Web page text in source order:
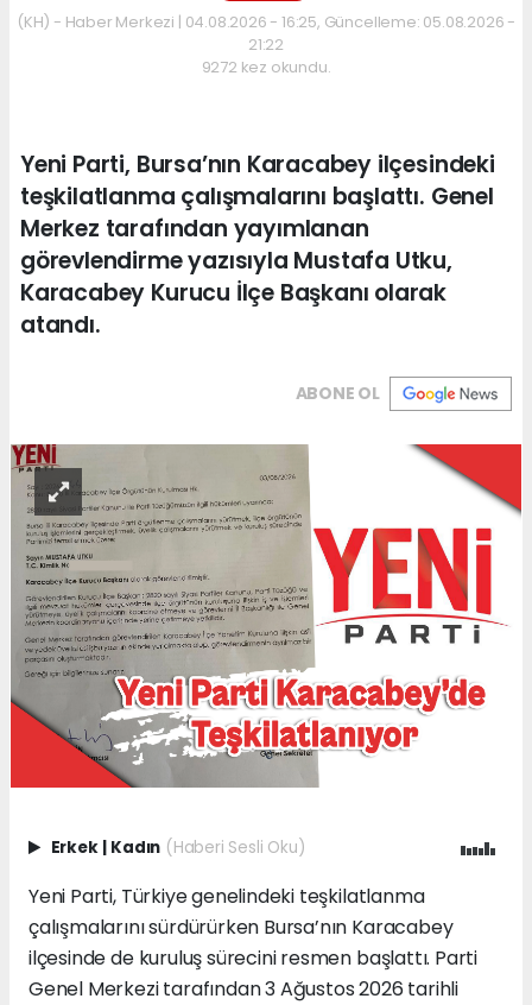
(KH) - Haber Merkezi | 04.08.2026 - 16:25, Güncelleme: 05.08.2026 -
21:22
9272 kez okundu.
Yeni Parti, Bursa’nın Karacabey ilçesindeki
teşkilatlanma çalışmalarını başlattı. Genel
Merkez tarafından yayımlanan
görevlendirme yazısıyla Mustafa Utku,
Karacabey Kurucu İlçe Başkanı olarak
atandı.
ABONE OL
Erkek | Kadın (Haberi Sesli Oku)
Yeni Parti, Türkiye genelindeki teşkilatlanma
çalışmalarını sürdürürken Bursa’nın Karacabey
ilçesinde de kuruluş sürecini resmen başlattı. Parti
Genel Merkezi tarafından 3 Ağustos 2026 tarihli